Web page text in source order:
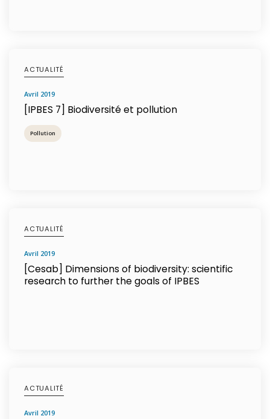
ACTUALITÉ
avril 2019
[IPBES 7] Biodiversité et pollution
Pollution
ACTUALITÉ
avril 2019
[Cesab] Dimensions of biodiversity: scientific
research to further the goals of IPBES
ACTUALITÉ
avril 2019